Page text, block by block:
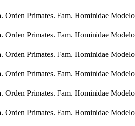
Orden Primates. Fam. Hominidae Modelo
Orden Primates. Fam. Hominidae Modelo
Orden Primates. Fam. Hominidae Modelo
Orden Primates. Fam. Hominidae Modelo
Orden Primates. Fam. Hominidae Modelo
Orden Primates. Fam. Hominidae Modelo